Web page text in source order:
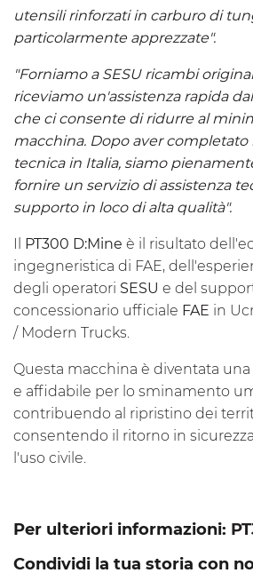
utensili rinforzati in carburo di
particolarmente apprezzate".
"Forniamo a SESU ricambi
riceviamo un'assistenza rapida
che ci consente di ridurre al
macchina. Dopo aver completato
tecnica in Italia, siamo
fornire un servizio di assistenza
supporto in loco di alta qualità".
Il PT300 D:Mine è il risultato
ingegneristica di FAE,
degli operatori SESU e del
concessionario ufficiale FAE in
/ Modern Trucks.
Questa macchina è diventata
e affidabile per lo sminamento
contribuendo al ripristino dei
consentendo il ritorno in
l'uso civile.
Per ulteriori informazioni:
Condividi la tua storia con